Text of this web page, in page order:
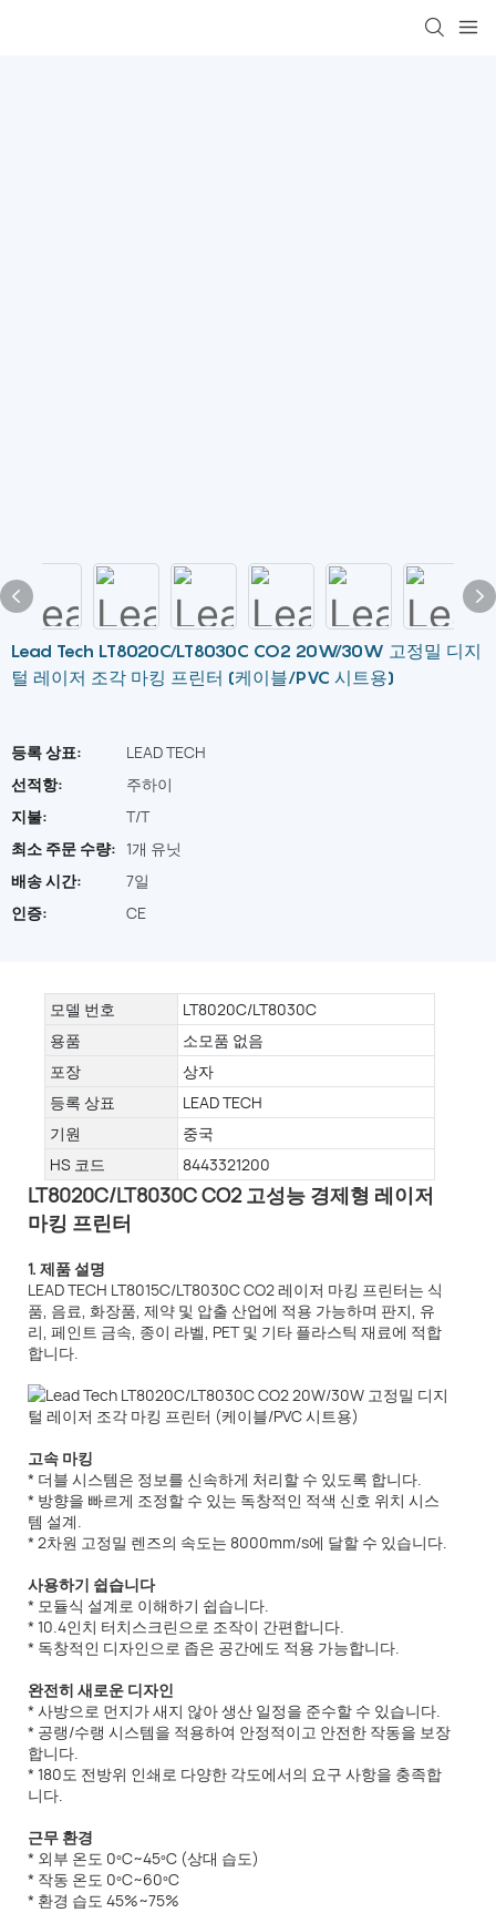
Lead Tech LT8020C/LT8030C CO2 20W/30W 고정밀 디지
털 레이저 조각 마킹 프린터 (케이블/PVC 시트용)
등록 상표:
LEAD TECH
선적항:
주하이
지불:
T/T
최소 주문 수량: 1개 유닛
배송 시간:
7일
인증:
CE
모델 번호
LT8020C/LT8030C
용품
소모품 없음
포장
상자
등록 상표
LEAD TECH
기원
중국
HS 코드
8443321200
LT8020C/LT8030C CO2 고성능 경제형 레이저
마킹 프린터
1. 제품 설명
LEAD TECH LT8015C/LT8030C CO2 레이저 마킹 프린터는 식
품, 음료, 화장품, 제약 및 압출 산업에 적용 가능하며 판지, 유
리, 페인트 금속, 종이 라벨, PET 및 기타 플라스틱 재료에 적합
합니다.
고속 마킹
* 더블 시스템은 정보를 신속하게 처리할 수 있도록 합니다.
* 방향을 빠르게 조정할 수 있는 독창적인 적색 신호 위치 시스
템 설계.
* 2차원 고정밀 렌즈의 속도는 8000mm/s에 달할 수 있습니다.
사용하기 쉽습니다
* 모듈식 설계로 이해하기 쉽습니다.
* 10.4인치 터치스크린으로 조작이 간편합니다.
* 독창적인 디자인으로 좁은 공간에도 적용 가능합니다.
완전히 새로운 디자인
* 사방으로 먼지가 새지 않아 생산 일정을 준수할 수 있습니다.
* 공랭/수랭 시스템을 적용하여 안정적이고 안전한 작동을 보장
합니다.
* 180도 전방위 인쇄로 다양한 각도에서의 요구 사항을 충족합
니다.
근무 환경
* 외부 온도 0ºC~45ºC (상대 습도)
* 작동 온도 0ºC~60ºC
* 환경 습도 45%~75%